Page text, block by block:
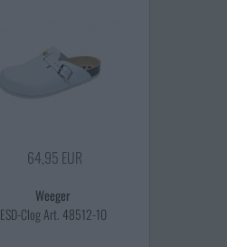
64,95 EUR
Weeger
ESD-Clog Art. 48512-10